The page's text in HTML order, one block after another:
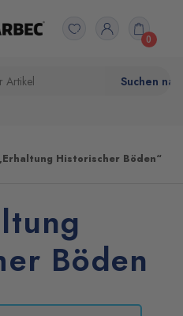
0
Historischer Böden“
Böden